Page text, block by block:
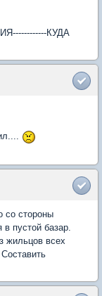
КУДА
со стороны
пустой базар.
жильцов всех